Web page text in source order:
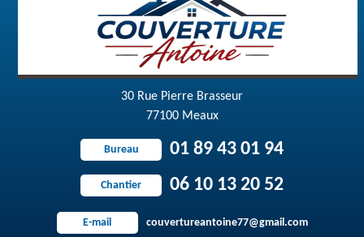
30 Rue Pierre Brasseur
77100 Meaux
Bureau 01 89 43 01 94
Chantier 06 10 13 20 52
E-mail couvertureantoine77@gmail.com